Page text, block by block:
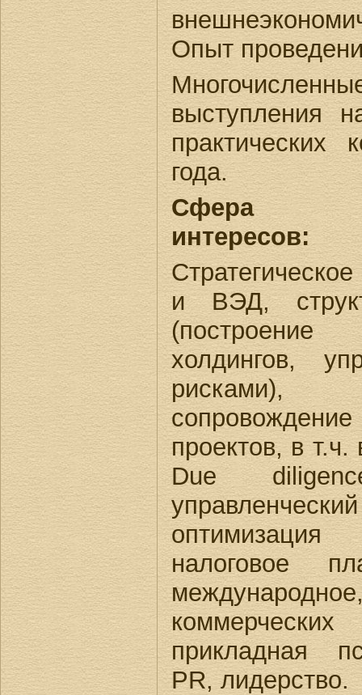
Опыт
выступления
практических
года.
Сфера
интересов:
и ВЭД,
холдингов,
проектов, в
Due
оптимизация
налоговое
прикладная
PR, лидерство.